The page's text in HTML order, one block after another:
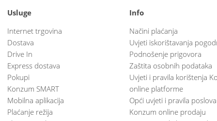
Usluge
Internet trgovina
Dostava
Drive In
Express dostava
Pokupi
Konzum SMART
Mobilna aplikacija
Plaćanje režija
Info
Načini plaćanja
Uvjeti iskorištavanja
Podnošenje prigovora
Zaštita osobnih podataka
Uvjeti i pravila korištenja
online platforme
Opći uvjeti i pravila
Konzum online prodaju